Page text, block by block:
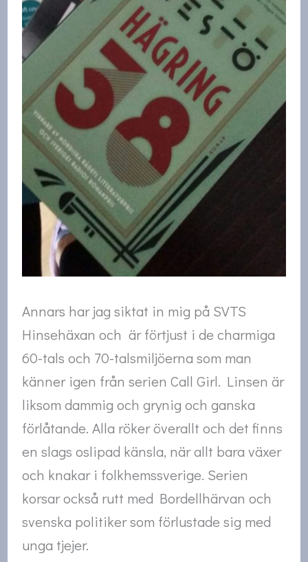
Annars har jag siktat in mig på SVTS
Hinsehäxan och är förtjust i de charmiga
60-tals och 70-talsmiljöerna som man
känner igen från serien Call Girl. Linsen är
liksom dammig och grynig och ganska
förlåtande. Alla röker överallt och det finns
en slags oslipad känsla, när allt bara växer
och knakar i folkhemssverige. Serien
korsar också rutt med Bordellhärvan och
svenska politiker som förlustade sig med
unga tjejer.